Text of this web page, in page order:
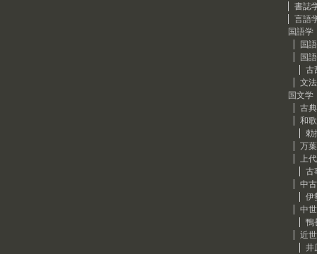
書誌
言語
国語学
国
国
古
文法
国文学
古
和歌
勅
万
上代
古
中古
伊
中世
鴨
近世
井